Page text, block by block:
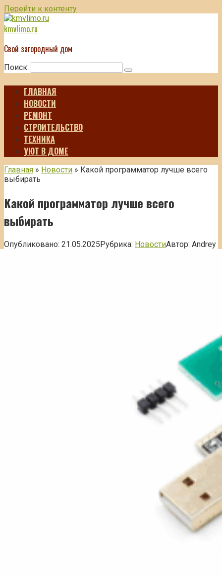
Перейти к контенту
kmvlimo.ru
Свой загородный дом
Поиск:
ГЛАВНАЯ
НОВОСТИ
РЕМОНТ
СТРОИТЕЛЬСТВО
ТЕХНИКА
УЮТ В ДОМЕ
Главная » Новости » Какой программатор лучше всего
выбирать
Какой программатор лучше всего
выбирать
Опубликовано: 21.05.2025Рубрика: НовостиАвтор: Andrey